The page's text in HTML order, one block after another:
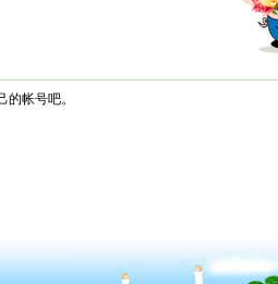
帐号吧。